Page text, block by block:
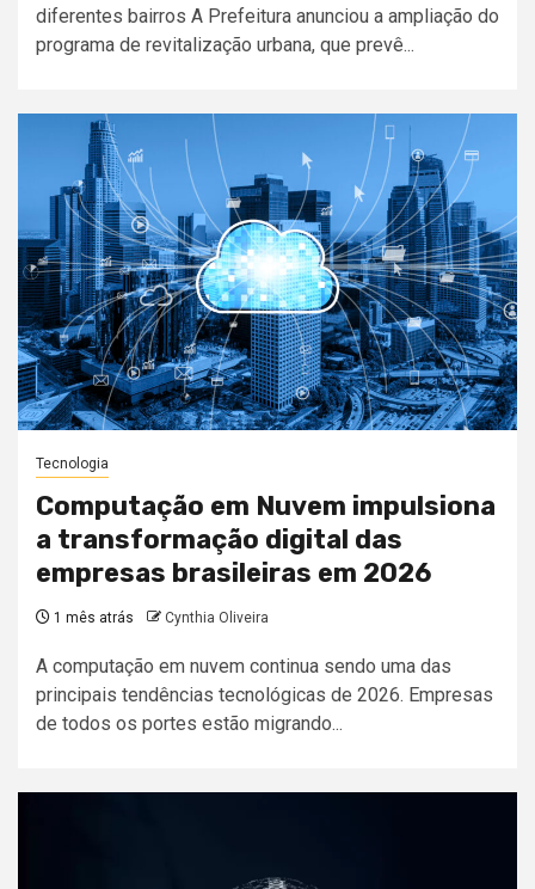
diferentes bairros A Prefeitura anunciou a ampliação do
programa de revitalização urbana, que prevê...
Tecnologia
Computação em Nuvem impulsiona
a transformação digital das
empresas brasileiras em 2026
1 mês atrás Cynthia Oliveira
A computação em nuvem continua sendo uma das
principais tendências tecnológicas de 2026. Empresas
de todos os portes estão migrando...